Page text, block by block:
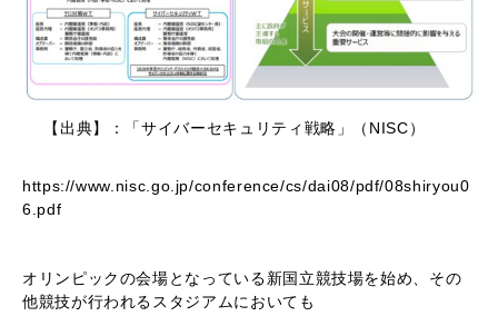
【出典】：「サイバーセキュリティ戦略」（NISC）
https://www.nisc.go.jp/conference/cs/dai08/pdf/08shiryou0
6.pdf
オリンピックの会場となっている新国立競技場を始め、その
他競技が行われるスタジアムにおいても